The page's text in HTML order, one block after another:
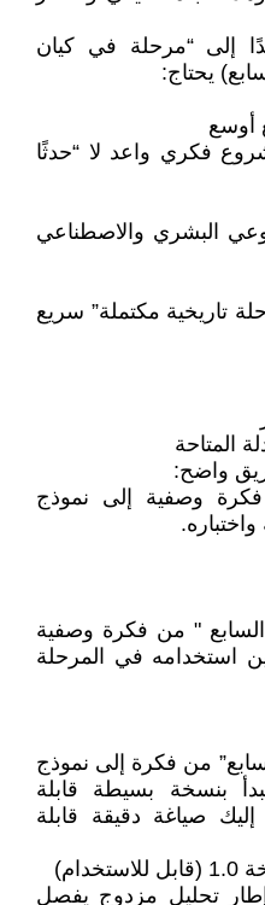
إلى “مرحلة في كيان
يحتاج:
أوسع
فكري واعد لا “حدثًا
البشري والاصطناعي
تاريخية مكتملة” سريع
المتاحة
وصفية إلى نموذج
" من فكرة وصفية
استخدامه في المرحلة
من فكرة إلى نموذج
بنسخة بسيطة قابلة
صياغة دقيقة قابلة
تحليل مزدوج يفصل